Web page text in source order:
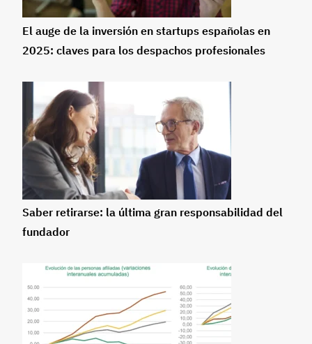
El auge de la inversión en startups españolas en
2025: claves para los despachos profesionales
Saber retirarse: la última gran responsabilidad del
fundador